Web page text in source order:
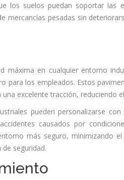
los suelos puedan soportar
mercancías pesadas sin
máxima en cualquier entorno
para los empleados. Estos
excelente tracción, reduciendo
pueden personalizarse
causados por
más seguro, minimizando
seguridad.